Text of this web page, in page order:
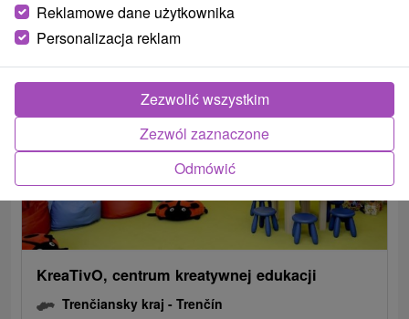
KreaTivO, centrum kreatywnej edukacji
Trenčiansky kraj -Trenčín
Reklamowe dane użytkownika
Personalizacja reklam
Odmówić
Zezwól zaznaczone
Zezwolić wszystkim